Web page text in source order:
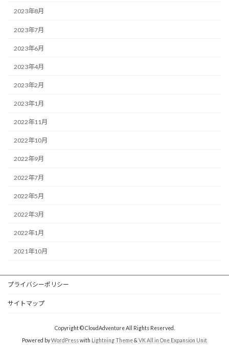
2023年8月
2023年7月
2023年6月
2023年4月
2023年2月
2023年1月
2022年11月
2022年10月
2022年9月
2022年7月
2022年5月
2022年3月
2022年1月
2021年10月
プライバシーポリシー
サイトマップ
Copyright © CloudAdventure All Rights Reserved.
Powered byWordPresswith Lightning Theme& VK All in One Expansion Unit